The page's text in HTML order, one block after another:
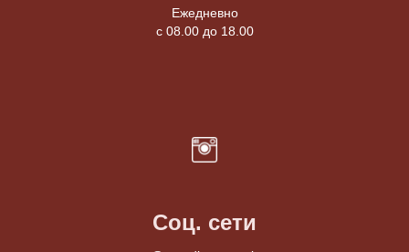
Ежедневно
с 08.00 до 18.00
Соц. сети